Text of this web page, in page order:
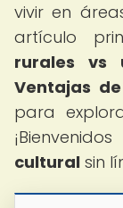
vivir en
artículo
rurales vs
Ventajas
para
cultural sin